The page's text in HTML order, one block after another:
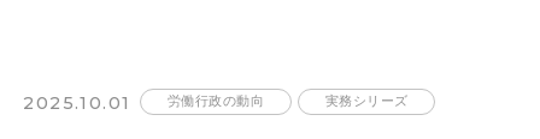
2025.10.01 労働行政の動向 実務シリーズ